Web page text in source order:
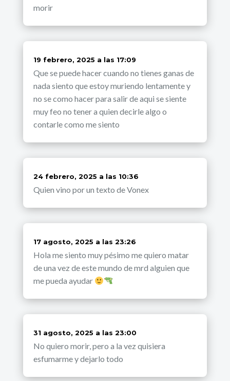
morir
dice:
19 febrero, 2025 a las 17:09
Que se puede hacer cuando no tienes ganas de
nada siento que estoy muriendo lentamente y
no se como hacer para salir de aqui se siente
muy feo no tener a quien decirle algo o
contarle como me siento
dice:
24 febrero, 2025 a las 10:36
Quien vino por un texto de Vonex
dice:
17 agosto, 2025 a las 23:26
Hola me siento muy pésimo me quiero matar
de una vez de este mundo de mrd alguien que
me pueda ayudar
dice:
31 agosto, 2025 a las 23:00
No quiero morir, pero a la vez quisiera
esfumarme y dejarlo todo